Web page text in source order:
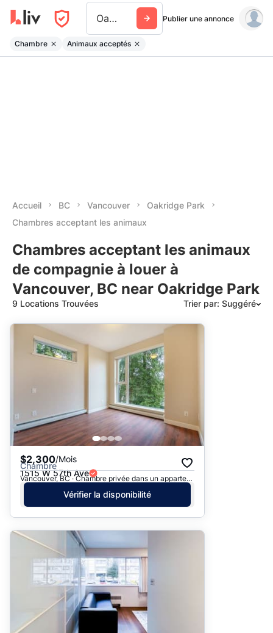
Oakridge Park Publier une annonce
Chambre Animaux acceptés
Accueil BC Vancouver
Oakridge Park
Chambres acceptant les animaux
Chambres acceptant les animaux
de compagnie à louer à
Vancouver, BC near Oakridge Park
9 Locations Trouvées Trier par: Suggéré
Suggéré
Date: les plus récents d’abord
Date: les plus anciens d’abord
Prix - $ à $$$
$2,300/Mois
Chambre
1515 W 57th Ave
Vancouver, BC · Chambre privée dans un appartement
Vérifier la disponibilité